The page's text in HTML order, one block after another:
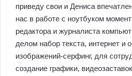
приведу свои и Дениса
нас в работе с ноутбуком
редактора и журналиста
делом набор текста, интернет и
изображений-серфинг, для
создание графики,